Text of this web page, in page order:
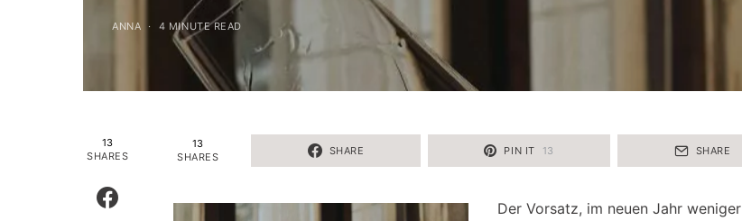
ANNA 4 MINUTE READ
13
SHARES
13
SHARES
SHARE PIN IT 13 SHARE
Der Vorsatz, im neuen Jahr weniger